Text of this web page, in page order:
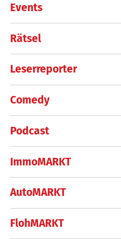
Events
Rätsel
Leserreporter
Comedy
Podcast
ImmoMARKT
AutoMARKT
FlohMARKT